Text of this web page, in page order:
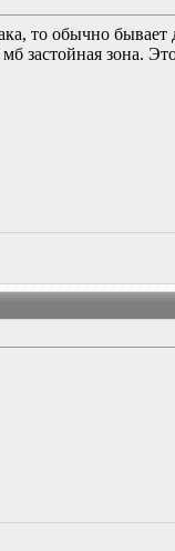
то обычно бывает
застойная зона.